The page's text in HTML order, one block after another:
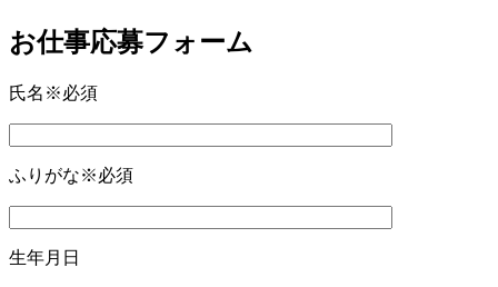
お仕事応募フォーム
氏名 ※必須
ふりがな※必須
生年月日